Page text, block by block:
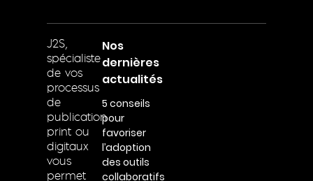
J2S,
spécialiste
de vos
processus
de
publication
print ou
digitaux
vous
permet
Nos
dernières
actualités
5 conseils
pour
favoriser
l’adoption
des outils
collaboratifs